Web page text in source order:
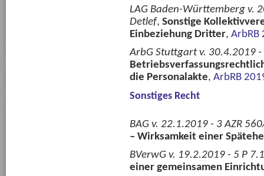
LAG Baden-Württemberg v.
Detlef, Sonstige
Einbeziehung Dritter, ArbRB
ArbG Stuttgart v. 30.4.2019
die Personalakte, ArbRB
Sonstiges Recht
BAG v. 22.1.2019 - 3 AZR
– Wirksamkeit einer
BVerwG v. 19.2.2019 - 5 P
einer gemeinsamen